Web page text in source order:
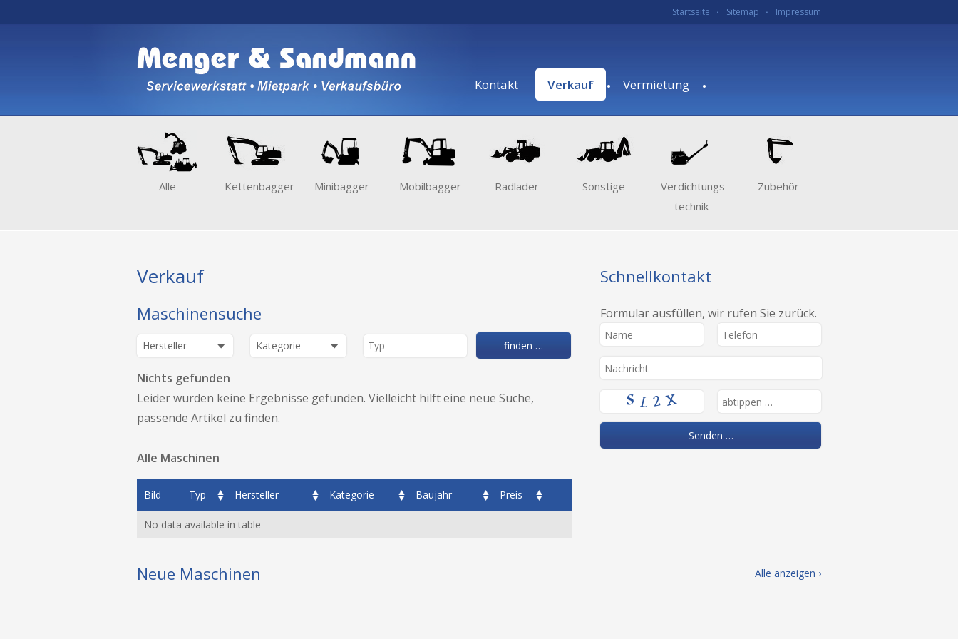
Startseite . Sitemap . Impressum
Kontakt Verkauf . Vermietung .
Alle Kettenbagger Minibagger Mobilbagger Radlader Sonstige
Verdichtungs­
technik
Zubehör
Verkauf
Maschinensuche
Hersteller Kategorie
Nichts gefunden
Leider wurden keine Ergebnisse gefunden. Vielleicht hilft eine neue Suche,
passende Artikel zu finden.
Alle Maschinen
Bild Typ Hersteller Kategorie Baujahr Preis
No data available in table
Schnellkontakt
Formular ausfüllen, wir rufen Sie zurück.
Neue Maschinen Alle anzeigen ›